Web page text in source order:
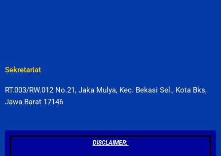
Sekretariat
RT.003/RW.012 No.21, Jaka Mulya, Kec. Bekasi Sel., Kota Bks,
Jawa Barat 17146
DISCLAIMER: